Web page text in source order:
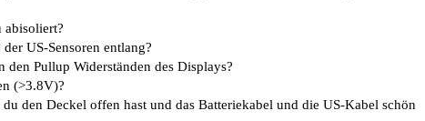
abisoliert?
US-Sensoren entlang?
Pullup Widerständen des Displays?
(>3.8V)?
den Deckel offen hast und das Batteriekabel und die US-Kabel schön